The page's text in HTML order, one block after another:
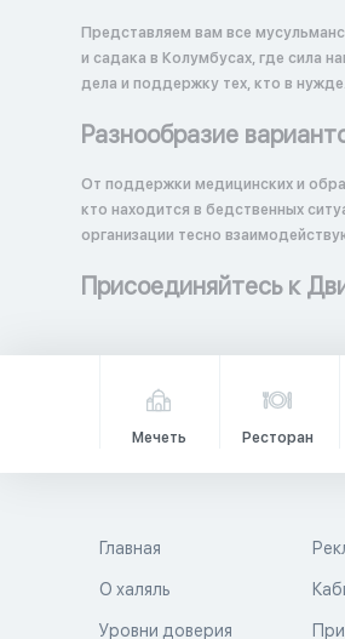
Представляем вам все
и садака в Колумбусах, где сила
дела и поддержку тех, кто в нужде.
Разнообразие
От поддержки медицинских и
кто находится в бедственных
организации тесно
Присоединяйтесь к
Мечеть Ресторан
Главная
О халяль
Уровни доверия